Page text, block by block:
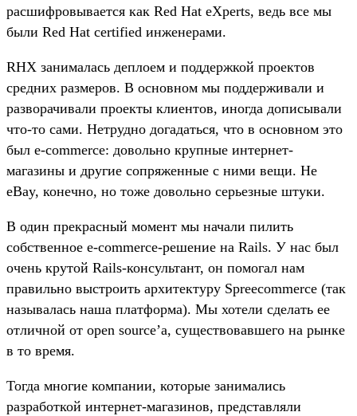
расшифровывается как Red Hat eXperts, ведь все мы
были Red Hat certified инженерами.
RHX занималась деплоем и поддержкой проектов
средних размеров. В основном мы поддерживали и
разворачивали проекты клиентов, иногда дописывали
что-то сами. Нетрудно догадаться, что в основном это
был e-commerce: довольно крупные интернет-
магазины и другие сопряженные с ними вещи. Не
eBay, конечно, но тоже довольно серьезные штуки.
В один прекрасный момент мы начали пилить
собственное e-commerce-решение на Rails. У нас был
очень крутой Rails-консультант, он помогал нам
правильно выстроить архитектуру Spreecommerce (так
называлась наша платформа). Мы хотели сделать ее
отличной от open source’а, существовавшего на рынке
в то время.
Тогда многие компании, которые занимались
разработкой интернет-магазинов, представляли